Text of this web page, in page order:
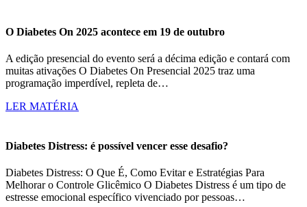
O Diabetes On 2025 acontece em 19 de outubro
A edição presencial do evento será a décima edição e contará com
muitas ativações O Diabetes On Presencial 2025 traz uma
programação imperdível, repleta de…
LER MATÉRIA
Diabetes Distress: é possível vencer esse desafio?
Diabetes Distress: O Que É, Como Evitar e Estratégias Para
Melhorar o Controle Glicêmico O Diabetes Distress é um tipo de
estresse emocional específico vivenciado por pessoas…